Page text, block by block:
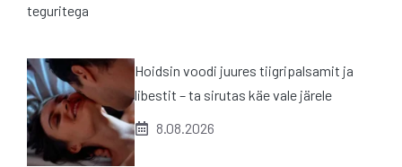
Hoidsin voodi juures tiigripalsamit ja
libestit – ta sirutas käe vale järele
8.08.2026